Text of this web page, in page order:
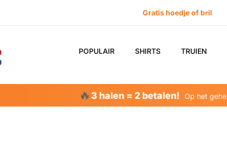
POPULAIR SHIRTS TRUIEN
🔥3 halen = 2 betalen! Op het